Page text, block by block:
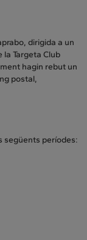
dirigida a un
Targeta Club
hagin rebut un
postal,
següents períodes: